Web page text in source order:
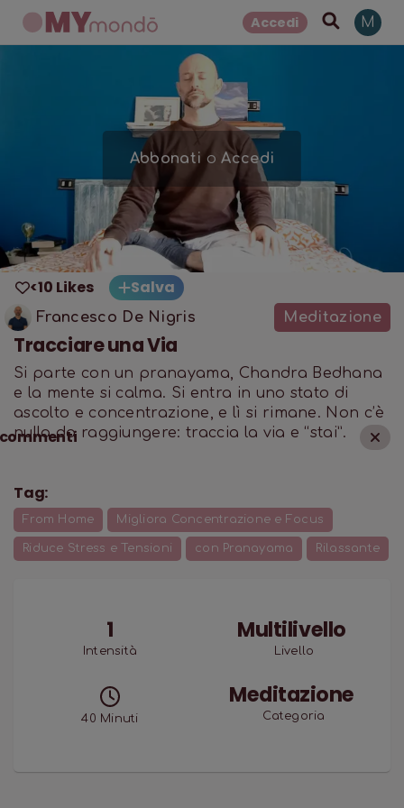
Accedi M
Abbonati oAccedi
<10 Likes Salva
Francesco De Nigris Meditazione
Tracciare una Via
Si parte con un pranayama, Chandra Bedhana
e la mente si calma. Si entra in uno stato di
ascolto e concentrazione, e lì si rimane. Non c’è
nulla da raggiungere: traccia la via e “stai”.
Tag:
From Home Migliora Concentrazione e Focus
Riduce Stress e Tensioni con Pranayama Rilassante
1
Intensità
Multilivello
Livello
40 Minuti
Meditazione
Categoria